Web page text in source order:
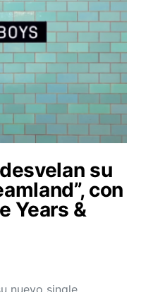
su
con
Years &
nuevo single